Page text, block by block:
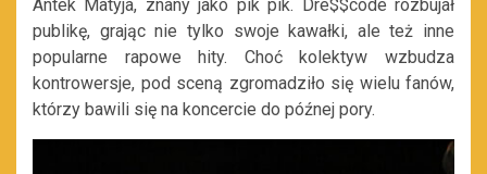
Antek Matyja, znany jako pik pik. Dre$$code rozbujał
publikę, grając nie tylko swoje kawałki, ale też inne
popularne rapowe hity. Choć kolektyw wzbudza
kontrowersje, pod sceną zgromadziło się wielu fanów,
którzy bawili się na koncercie do późnej pory.